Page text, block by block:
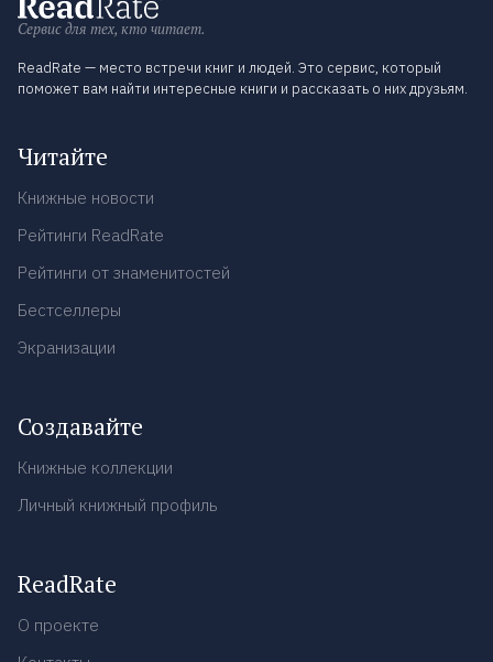
Сервис для тех, кто читает.
ReadRate — место встречи книг и людей. Это сервис, который
поможет вам найти интересные книги и рассказать о них друзьям.
Читайте
Книжные новости
Рейтинги ReadRate
Рейтинги от знаменитостей
Бестселлеры
Экранизации
Создавайте
Книжные коллекции
Личный книжный профиль
ReadRate
О проекте